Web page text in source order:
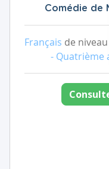
Comédie de
Français de niveau
- Quatrième